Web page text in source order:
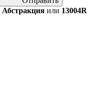
Абстракция или 13004R